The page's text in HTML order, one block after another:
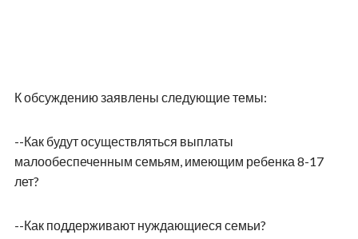
К обсуждению заявлены следующие темы:
--Как будут осуществляться выплаты
малообеспеченным семьям, имеющим ребенка 8-17
лет?
--Как поддерживают нуждающиеся семьи?